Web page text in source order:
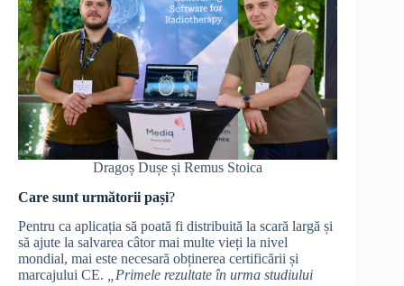
Dragoș Dușe și Remus Stoica
Care sunt următorii pași?
Pentru ca aplicația să poată fi distribuită la scară largă și
să ajute la salvarea câtor mai multe vieți la nivel
mondial, mai este necesară obținerea certificării și
marcajului CE.
„Primele rezultate în urma studiului